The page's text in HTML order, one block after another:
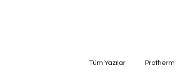
Tüm Yazılar Protherm